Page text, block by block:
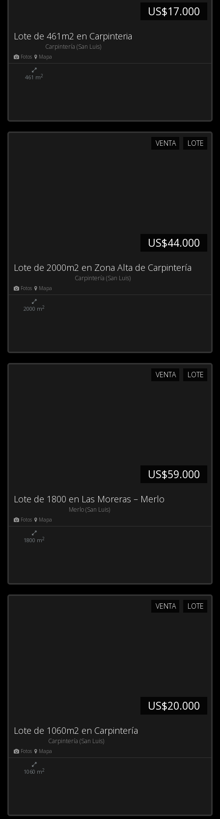
US$17.000
Lote de 461m2 en Carpinteria
Carpintería (San Luis)
Fotos Mapa
461 m2
LOTE
VENTA
US$44.000
Lote de 2000m2 en Zona Alta de Carpintería
Carpintería (San Luis)
Fotos Mapa
2000 m2
LOTE
VENTA
US$59.000
Lote de 1800 en Las Moreras – Merlo
Merlo (San Luis)
Fotos Mapa
1800 m2
LOTE
VENTA
US$20.000
Lote de 1060m2 en Carpintería
Carpintería (San Luis)
Fotos Mapa
1060 m2